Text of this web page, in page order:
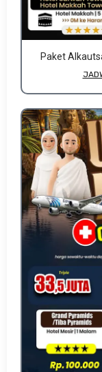
Paket